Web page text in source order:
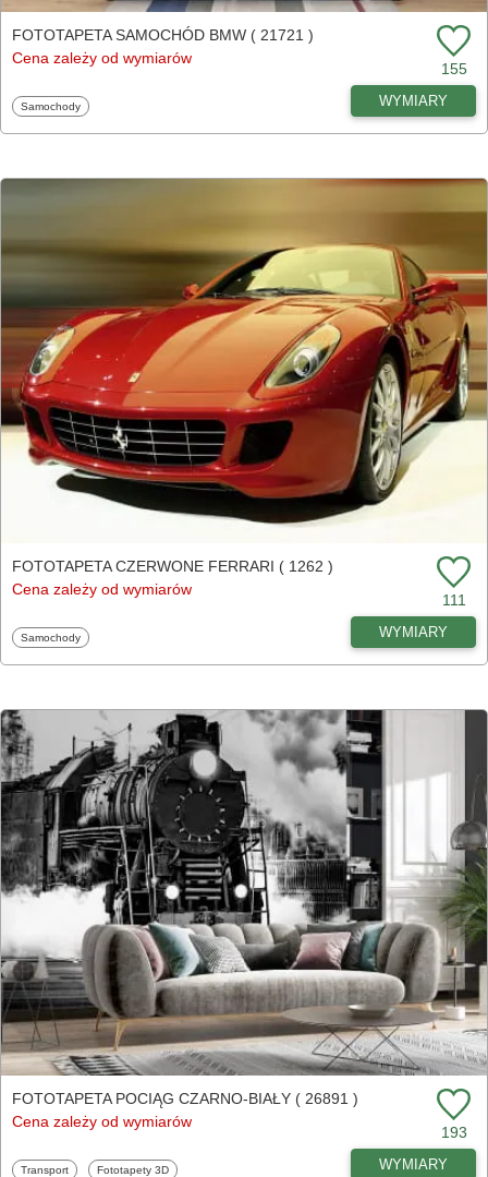
FOTOTAPETA SAMOCHÓD BMW ( 21721 )
Cena zależy od wymiarów
155
Fototapety
Samochody WYMIARY
FOTOTAPETA CZERWONE FERRARI ( 1262 )
Cena zależy od wymiarów
111
Fototapety
Samochody WYMIARY
FOTOTAPETA POCIĄG CZARNO-BIAŁY ( 26891 )
Cena zależy od wymiarów
193
Fototapety
Transport Fototapety
Fototapety 3D WYMIARY